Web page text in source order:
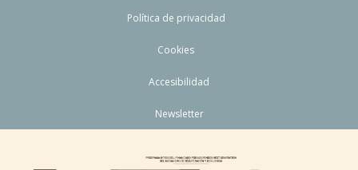
Política de privacidad
Cookies
Accesibilidad
Newsletter